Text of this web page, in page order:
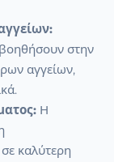
στην
αγγείων,
Η
καλύτερη